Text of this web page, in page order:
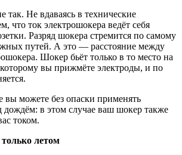
так. Не вдаваясь в технические
что ток электрошокера ведёт себя
Разряд шокера стремится по самому
путей. А это — расстояние между
Шокер бьёт только в то место на
вы прижмёте электроды, и по
можете без опаски применять
дождём: в этом случае ваш шокер также
током.
летом